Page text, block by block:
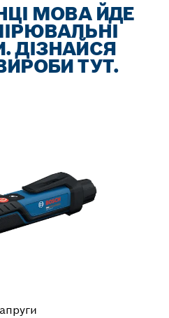
МОВА ЙДЕ
ДІЗНАЙСЯ
ТУТ.